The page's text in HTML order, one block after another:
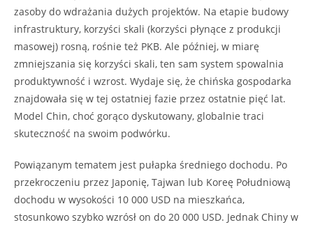
zasoby do wdrażania dużych projektów. Na etapie budowy
infrastruktury, korzyści skali (korzyści płynące z produkcji
masowej) rosną, rośnie też PKB. Ale później, w miarę
zmniejszania się korzyści skali, ten sam system spowalnia
produktywność i wzrost. Wydaje się, że chińska gospodarka
znajdowała się w tej ostatniej fazie przez ostatnie pięć lat.
Model Chin, choć gorąco dyskutowany, globalnie traci
skuteczność na swoim podwórku.
Powiązanym tematem jest pułapka średniego dochodu. Po
przekroczeniu przez Japonię, Tajwan lub Koreę Południową
dochodu w wysokości 10 000 USD na mieszkańca,
stosunkowo szybko wzrósł on do 20 000 USD. Jednak Chiny w